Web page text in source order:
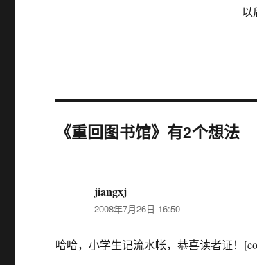
以后
《重回图书馆》有2个想法
jiangxj
道：
2008年7月26日 16:50
哈哈，小学生记流水帐，恭喜读者证！